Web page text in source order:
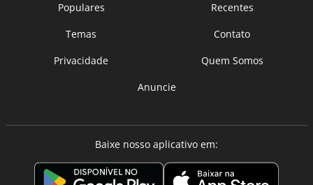
Populares
Recentes
Temas
Contato
Privacidade
Quem Somos
Anuncie
Baixe nosso aplicativo em: